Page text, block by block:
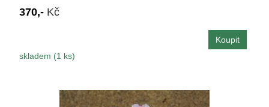
370,- Kč
skladem (1 ks)